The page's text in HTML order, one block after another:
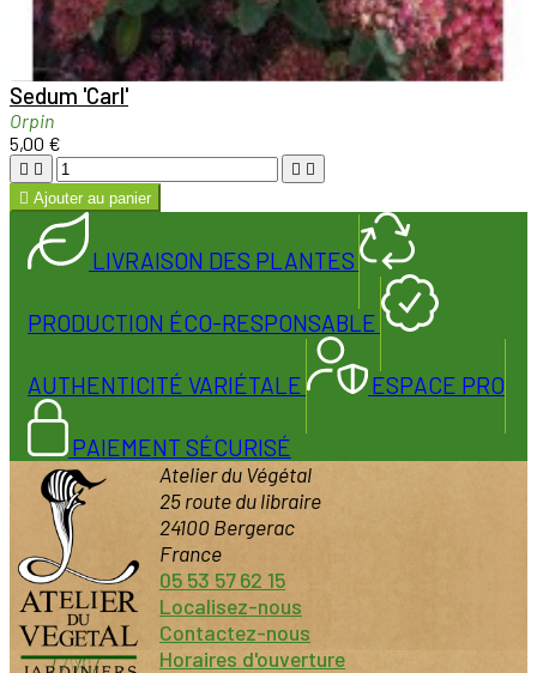
Aperçu rapide 
Sedum 'Carl'
Orpin
5,00 €
   
 Ajouter au panier
LIVRAISON DES PLANTES
PRODUCTION ÉCO-RESPONSABLE
AUTHENTICITÉ VARIÉTALE ESPACE PRO
PAIEMENT SÉCURISÉ
Atelier du Végétal
25 route du libraire
24100 Bergerac
France
05 53 57 62 15
Localisez-nous
Contactez-nous
Horaires d'ouverture